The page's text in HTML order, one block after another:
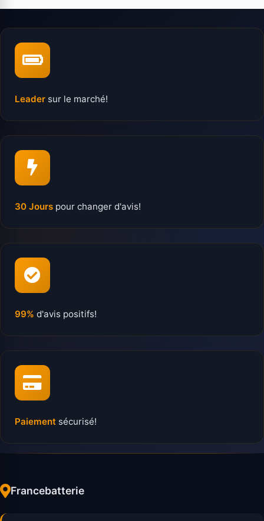
Leader sur le marché!
30 Jours pour changer d'avis!
99% d'avis positifs!
Paiement sécurisé!
Francebatterie